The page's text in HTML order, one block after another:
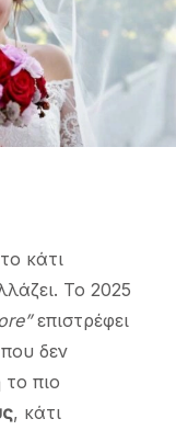
κάτι
Το 2025
επιστρέφει
δεν
πιο
, κάτι